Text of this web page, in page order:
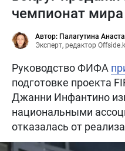
чемпионат мира
Автор: Палагутина
Эксперт, редактор
Руководство ФИФА
подготовке проекта
Джанни Инфантино
национальными
отказалась от